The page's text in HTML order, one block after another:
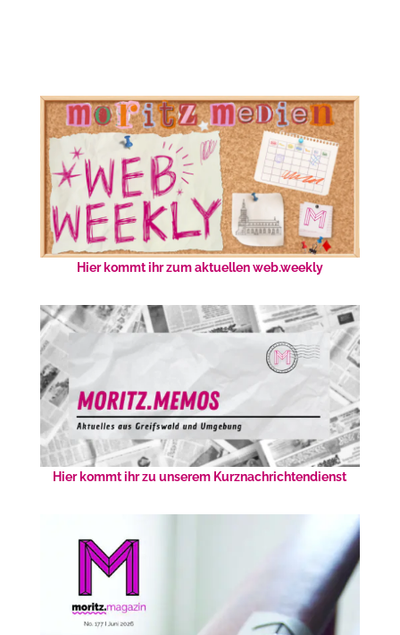
Hier kommt ihr zum aktuellen web.weekly
Hier kommt ihr zu unserem Kurznachrichtendienst